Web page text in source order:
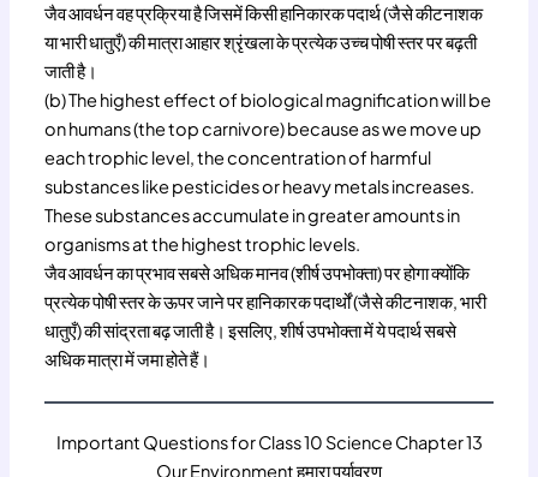
जैव आवर्धन वह प्रक्रिया है जिसमें किसी हानिकारक पदार्थ (जैसे कीटनाशक
या भारी धातुएँ) की मात्रा आहार श्रृंखला के प्रत्येक उच्च पोषी स्तर पर बढ़ती
जाती है।
(b) The highest effect of biological magnification will be
on humans (the top carnivore) because as we move up
each trophic level, the concentration of harmful
substances like pesticides or heavy metals increases.
These substances accumulate in greater amounts in
organisms at the highest trophic levels.
जैव आवर्धन का प्रभाव सबसे अधिक मानव (शीर्ष उपभोक्ता) पर होगा क्योंकि
प्रत्येक पोषी स्तर के ऊपर जाने पर हानिकारक पदार्थों (जैसे कीटनाशक, भारी
धातुएँ) की सांद्रता बढ़ जाती है। इसलिए, शीर्ष उपभोक्ता में ये पदार्थ सबसे
अधिक मात्रा में जमा होते हैं।
Important Questions for Class 10 Science Chapter 13
Our Environment हमारा पर्यावरण